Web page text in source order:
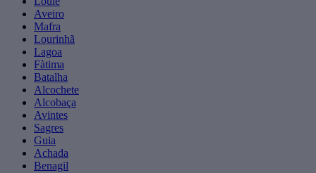
Aveiro
Mafra
Lourinhã
Lagoa
Fàtima
Batalha
Alcochete
Alcobaça
Avintes
Sagres
Guia
Achada
Benagil